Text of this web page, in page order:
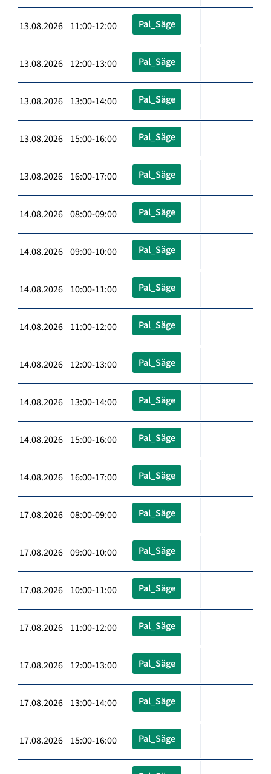
13.08.2026 11:00-12:00 Pal_Säge
13.08.2026 12:00-13:00 Pal_Säge
13.08.2026 13:00-14:00 Pal_Säge
13.08.2026 15:00-16:00 Pal_Säge
13.08.2026 16:00-17:00 Pal_Säge
14.08.2026 08:00-09:00 Pal_Säge
14.08.2026 09:00-10:00 Pal_Säge
14.08.2026 10:00-11:00 Pal_Säge
14.08.2026 11:00-12:00 Pal_Säge
14.08.2026 12:00-13:00 Pal_Säge
14.08.2026 13:00-14:00 Pal_Säge
14.08.2026 15:00-16:00 Pal_Säge
14.08.2026 16:00-17:00 Pal_Säge
17.08.2026 08:00-09:00 Pal_Säge
17.08.2026 09:00-10:00 Pal_Säge
17.08.2026 10:00-11:00 Pal_Säge
17.08.2026 11:00-12:00 Pal_Säge
17.08.2026 12:00-13:00 Pal_Säge
17.08.2026 13:00-14:00 Pal_Säge
17.08.2026 15:00-16:00 Pal_Säge